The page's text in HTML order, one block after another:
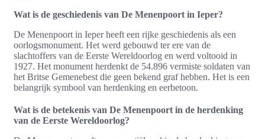
Wat is de geschiedenis van De Menenpoort in Ieper?
De Menenpoort in Ieper heeft een rijke geschiedenis als een
oorlogsmonument. Het werd gebouwd ter ere van de
slachtoffers van de Eerste Wereldoorlog en werd voltooid in
1927. Het monument herdenkt de 54.896 vermiste soldaten van
het Britse Gemenebest die geen bekend graf hebben. Het is een
belangrijk symbool van herdenking en eerbetoon.
Wat is de betekenis van De Menenpoort in de herdenking
van de Eerste Wereldoorlog?